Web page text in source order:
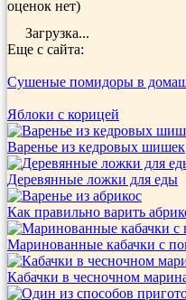
оценок нет)
Загрузка...
Еще с сайта:
Сушеные помидоры в
Яблоки с корицей
Варенье из кедровых шишек
Деревянные ложки для еды
Как правильно варить
Маринованные кабачки с
Кабачки в чесночном